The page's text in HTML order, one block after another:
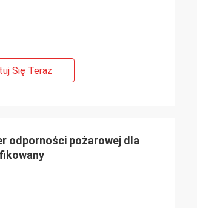
Się Teraz
odporności pożarowej dla